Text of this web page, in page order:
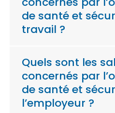
de santé et
travail ?
Quels sont les
concernés par
de santé et
l’employeur ?